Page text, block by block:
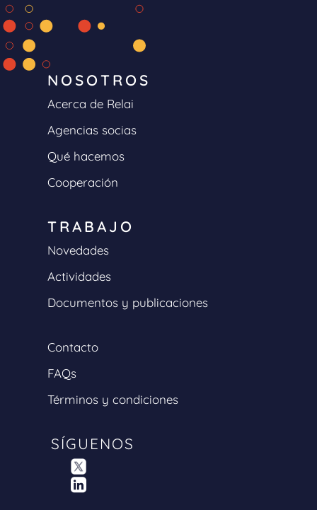
NOSOTROS
Acerca de Relai
Agencias socias
Qué hacemos
Cooperación
TRABAJO
Novedades
Actividades
Documentos y publicaciones
Contacto
FAQs
Términos y condiciones
SÍGUENOS